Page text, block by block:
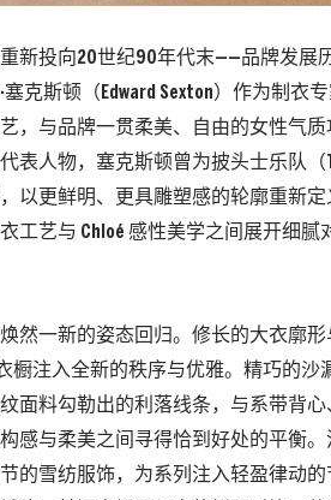
新投向20世纪90年代末——品牌发展
塞克斯顿（Edward Sexton）作为制衣
，与品牌一贯柔美、自由的女性气
表人物，塞克斯顿曾为披头士乐队（
以更鲜明、更具雕塑感的轮廓重新
工艺与 Chloé 感性美学之间展开细
然一新的姿态回归。修长的大衣廓
橱注入全新的秩序与优雅。精巧的
面料勾勒出的利落线条，与系带背
感与柔美之间寻得恰到好处的平衡
的雪纺服饰，为系列注入轻盈律动